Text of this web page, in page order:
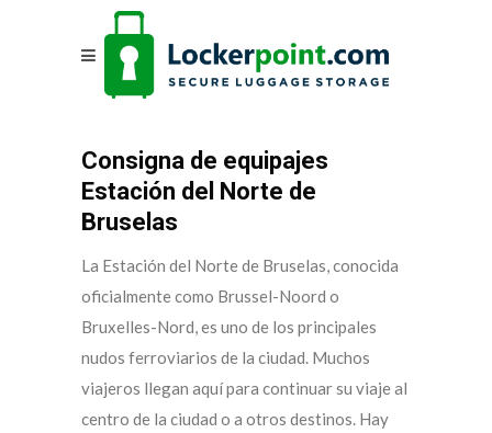
Consigna de equipajes
Estación del Norte de
Bruselas
La Estación del Norte de Bruselas, conocida
oficialmente como Brussel-Noord o
Bruxelles-Nord, es uno de los principales
nudos ferroviarios de la ciudad. Muchos
viajeros llegan aquí para continuar su viaje al
centro de la ciudad o a otros destinos. Hay